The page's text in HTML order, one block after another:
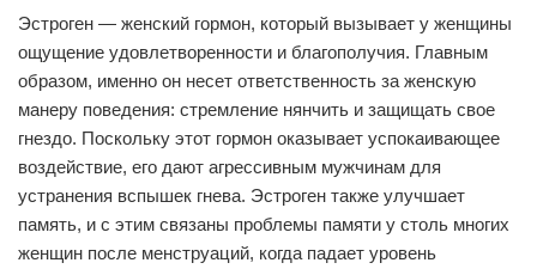
Эстроген — женский гормон, который вызывает у женщины
ощущение удовлетворенности и благополучия. Главным
образом, именно он несет ответственность за женскую
манеру поведения: стремление нянчить и защищать свое
гнездо. Поскольку этот гормон оказывает успокаивающее
воздействие, его дают агрессивным мужчинам для
устранения вспышек гнева. Эстроген также улучшает
память, и с этим связаны проблемы памяти у столь многих
женщин после менструаций, когда падает уровень